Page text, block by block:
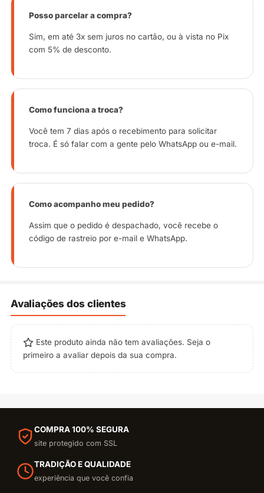
Posso parcelar a compra?
Sim, em até 3x sem juros no cartão, ou à vista no Pix
com 5% de desconto.
Como funciona a troca?
Você tem 7 dias após o recebimento para solicitar
troca. É só falar com a gente pelo WhatsApp ou e-mail.
Como acompanho meu pedido?
Assim que o pedido é despachado, você recebe o
código de rastreio por e-mail e WhatsApp.
Avaliações dos clientes
Este produto ainda não tem avaliações. Seja o
primeiro a avaliar depois da sua compra.
COMPRA 100% SEGURA
site protegido com SSL
TRADIÇÃO E QUALIDADE
experiência que você confia